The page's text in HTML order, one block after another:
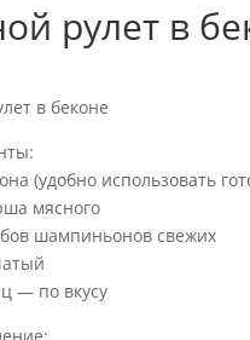
рулет в
в беконе
(удобно использовать
мясного
шампиньонов свежих
— по вкусу